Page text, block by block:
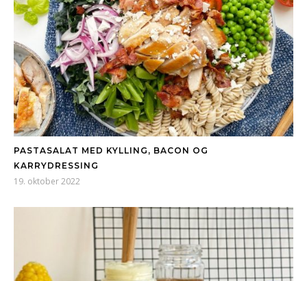
PASTASALAT MED KYLLING, BACON OG
KARRYDRESSING
19. oktober 2022